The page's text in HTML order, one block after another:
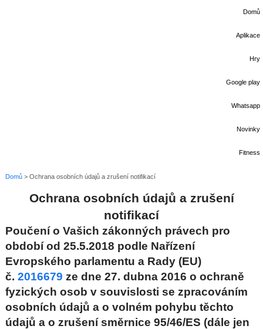
Domů
Aplikace
Hry
Google play
Whatsapp
Novinky
Fitness
Domů> Ochrana osobních údajů a zrušení notifikací
Ochrana osobních údajů a zrušení
notifikací
Poučení o Vašich zákonných právech pro
období od 25.5.2018 podle Nařízení
Evropského parlamentu a Rady (EU)
č. 2016679 ze dne 27. dubna 2016 o ochraně
fyzických osob v souvislosti se zpracováním
osobních údajů a o volném pohybu těchto
údajů a o zrušení směrnice 95/46/ES (dále jen